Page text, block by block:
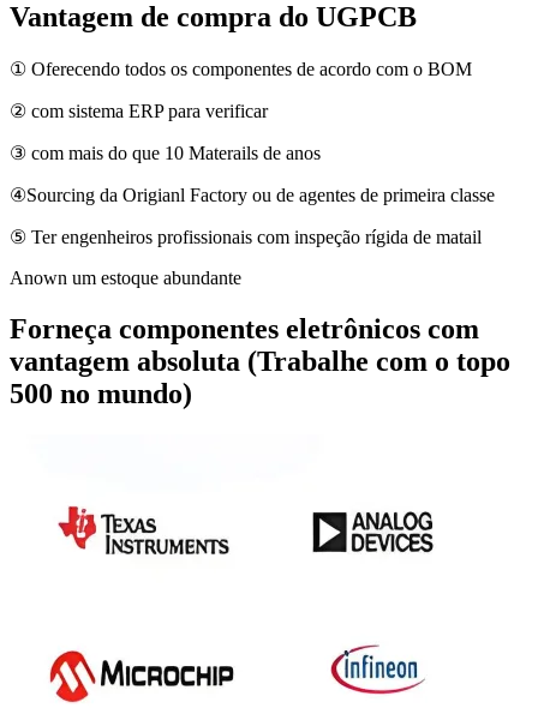
Vantagem de compra do UGPCB
① Oferecendo todos os componentes de acordo com o BOM
② com sistema ERP para verificar
③ com mais do que 10 Materails de anos
④Sourcing da Origianl Factory ou de agentes de primeira classe
⑤ Ter engenheiros profissionais com inspeção rígida de matail
Anown um estoque abundante
Forneça componentes eletrônicos com
vantagem absoluta (Trabalhe com o topo
500 no mundo)